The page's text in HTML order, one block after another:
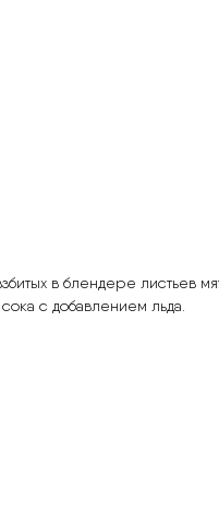
в блендере листьев
с добавлением льда.